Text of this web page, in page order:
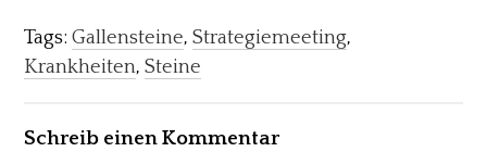
Tags:Gallensteine,Strategiemeeting,
Krankheiten,Steine
Schreib einen Kommentar